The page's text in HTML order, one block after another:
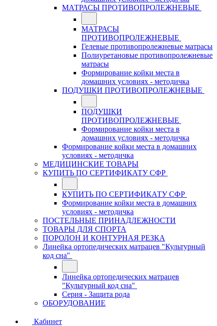
МАТРАСЫ ПРОТИВОПРОЛЕЖНЕВЫЕ
МАТРАСЫ
ПРОТИВОПРОЛЕЖНЕВЫЕ
Гелевые противопролежневые матрасы
Полиуретановые противопролежневые
матрасы
Формирование койки места в
домашних условиях - методичка
ПОДУШКИ ПРОТИВОПРОЛЕЖНЕВЫЕ
ПОДУШКИ
ПРОТИВОПРОЛЕЖНЕВЫЕ
Формирование койки места в
домашних условиях - методичка
Формирование койки места в домашних
условиях - методичка
МЕДИЦИНСКИЕ ТОВАРЫ
КУПИТЬ ПО СЕРТИФИКАТУ СФР
КУПИТЬ ПО СЕРТИФИКАТУ СФР
Формирование койки места в домашних
условиях - методичка
ПОСТЕЛЬНЫЕ ПРИНАДЛЕЖНОСТИ
ТОВАРЫ ДЛЯ СПОРТА
ПОРОЛОН И КОНТУРНАЯ РЕЗКА
Линейка ортопедических матрацев "Культурный
код сна"
Линейка ортопедических матрацев
"Культурный код сна"
Серия - Защита рода
ОБОРУДОВАНИЕ
Кабинет